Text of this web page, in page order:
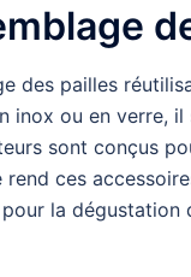
des pailles
inox ou en verre,
sont conçus
rend ces
la dégustation